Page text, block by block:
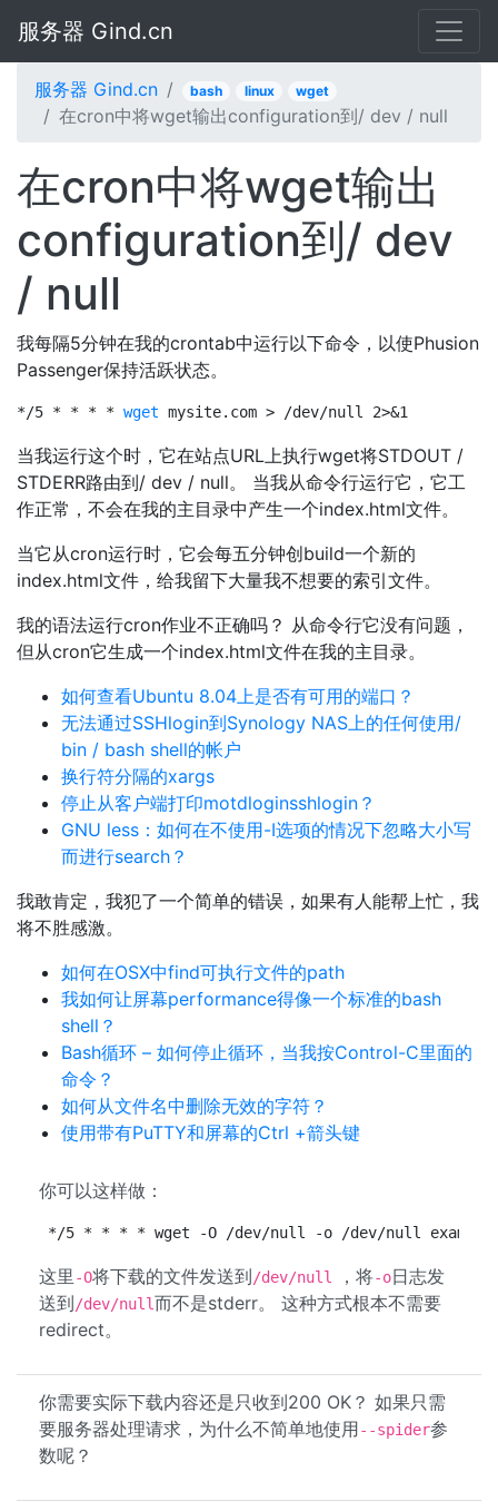
服务器 Gind.cn
服务器 Gind.cn bash linux wget
在cron中将wget输出configuration到/ dev / null
在cron中将wget输出
configuration到/ dev
/ null
我每隔5分钟在我的crontab中运行以下命令，以使Phusion
Passenger保持活跃状态​​。
*/5 * * * * wget mysite.com > /dev/null 2>&1
当我运行这个时，它在站点URL上执行wget将STDOUT /
STDERR路由到/ dev / null。 当我从命令行运行它，它工
作正常，不会在我的主目录中产生一个index.html文件。
当它从cron运行时，它会每五分钟创build一个新的
index.html文件，给我留下大量我不想要的索引文件。
我的语法运行cron作业不正确吗？ 从命令行它没有问题，
但从cron它生成一个index.html文件在我的主目录。
如何查看Ubuntu 8.04上是否有可用的端口？
无法通过SSHlogin到Synology NAS上的任何使用/
bin / bash shell的帐户
换行符分隔的xargs
停止从客户端打印motdloginsshlogin？
GNU less：如何在不使用-I选项的情况下忽略大小写
而进行search？
我敢肯定，我犯了一个简单的错误，如果有人能帮上忙，我
将不胜感激。
如何在OSX中find可执行文件的path
我如何让屏幕performance得像一个标准的bash
shell？
Bash循环 – 如何停止循环，当我按Control-C里面的
命令？
如何从文件名中删除无效的字符？
使用带有PuTTY和屏幕的Ctrl +箭头键
你可以这样做：
*/5 * * * * wget -O /dev/null -o /dev/null
这里 -O将下载的文件发送到/dev/null ，将-o日志发
送到/dev/null而不是stderr。 这种方式根本不需要
redirect。
你需要实际下载内容还是只收到200 OK？ 如果只需
要服务器处理请求，为什么不简单地使用--spider参
数呢？